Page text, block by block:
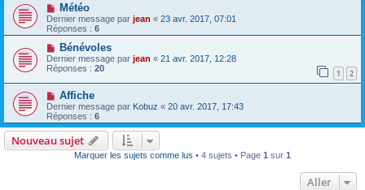
Météo
Dernier message par jean « 23 avr. 2017, 07:01
Réponses : 6
Bénévoles
Dernier message par jean « 21 avr. 2017, 12:28
Réponses : 20 1 2
Affiche
Dernier message par Kobuz « 20 avr. 2017, 17:43
Réponses : 6
Nouveau sujet
Marquer les sujets comme lus • 4 sujets • Page 1 sur 1
Aller